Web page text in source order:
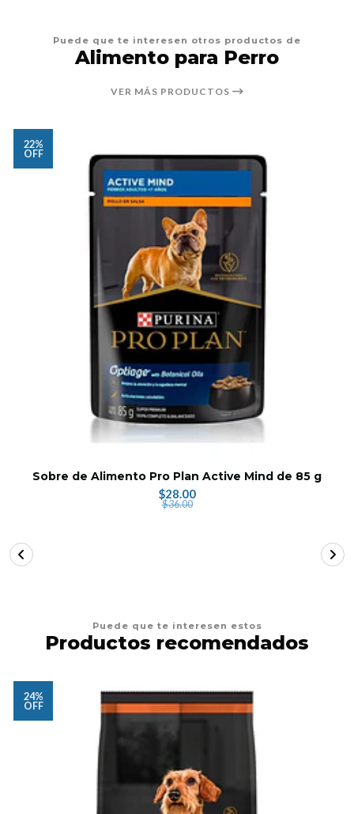
Puede que te interesen otros productos de
Alimento para Perro
VER MÁS PRODUCTOS
22%
OFF
Sobre de Alimento Pro Plan Active Mind de 85 g
$28.00
$36.00
Puede que te interesen estos
Productos recomendados
24%
OFF